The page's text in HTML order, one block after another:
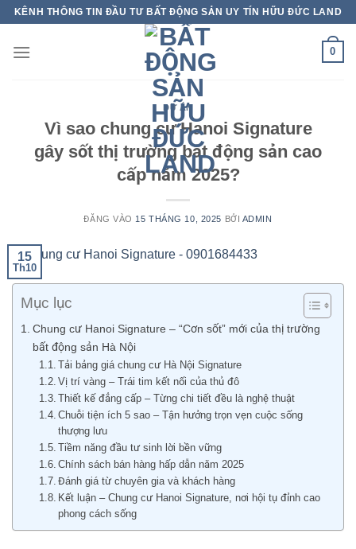
Bỏ
nội
KÊNH THÔNG TIN ĐẦU TƯ BẤT ĐỘNG SẢN UY TÍN HỮU ĐỨC LAND
0
DỰ ÁN
Vì sao chung cư Hanoi Signature
gây sốt thị trường bất động sản cao
cấp năm 2025?
ĐĂNG VÀO 15 THÁNG 10, 2025 BỞI ADMIN
15
Th10
Mục lục
Chung cư Hanoi Signature – “Cơn sốt” mới của thị trường
bất động sản Hà Nội
Tải bảng giá chung cư Hà Nội Signature
Vị trí vàng – Trái tim kết nối của thủ đô
Thiết kế đẳng cấp – Từng chi tiết đều là nghệ thuật
Chuỗi tiện ích 5 sao – Tận hưởng trọn vẹn cuộc sống
thượng lưu
Tiềm năng đầu tư sinh lời bền vững
Chính sách bán hàng hấp dẫn năm 2025
Đánh giá từ chuyên gia và khách hàng
Kết luận – Chung cư Hanoi Signature, nơi hội tụ đỉnh cao
phong cách sống